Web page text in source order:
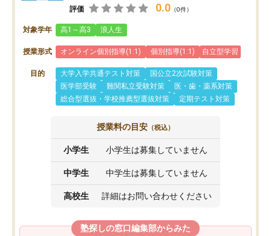
評価 0.0 （0件）
対象学年 高1～高3 浪人生
授業形式 オンライン個別指導(1:1) 個別指導(1:1) 自立型学習
目的 大学入学共通テスト対策
国公立2次試験対策
医学部受験
難関私立受験対策
医・歯・薬系対策
総合型選抜・学校推薦型選抜対策
定期テスト対策
授業料の目安 （税込）
小学生 小学生は募集していません
中学生 中学生は募集していません
高校生 詳細はお問い合わせください
塾探しの窓口編集部からみた